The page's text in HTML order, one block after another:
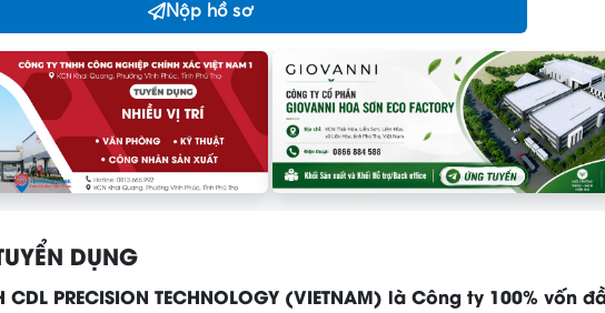
Nộp hồ sơ
DỤNG
CDL PRECISION TECHNOLOGY (VIETNAM) là Công ty 100% vốn